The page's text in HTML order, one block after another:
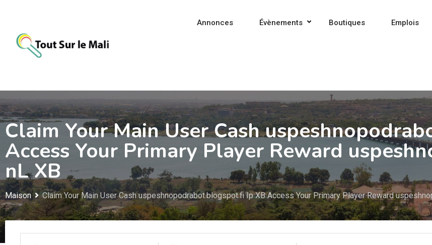
contenu
Annonces Évènements Boutiques Emplois
Claim Your Main User Cash
Access Your Primary Player Reward
nL XB
Maison Claim Your Main User Cash uspeshnopodrabot.blogspot.fi Ip XB Access Your Primary Player Reward